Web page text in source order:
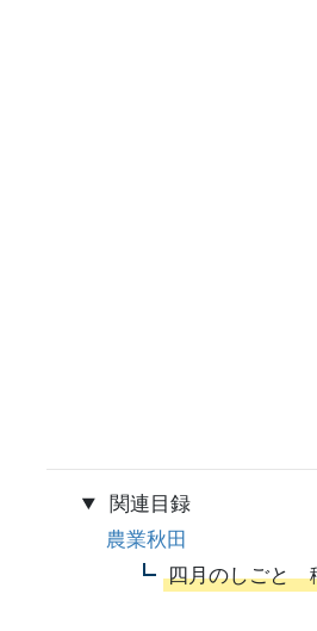
関連目録
農業秋田
四月のしごと